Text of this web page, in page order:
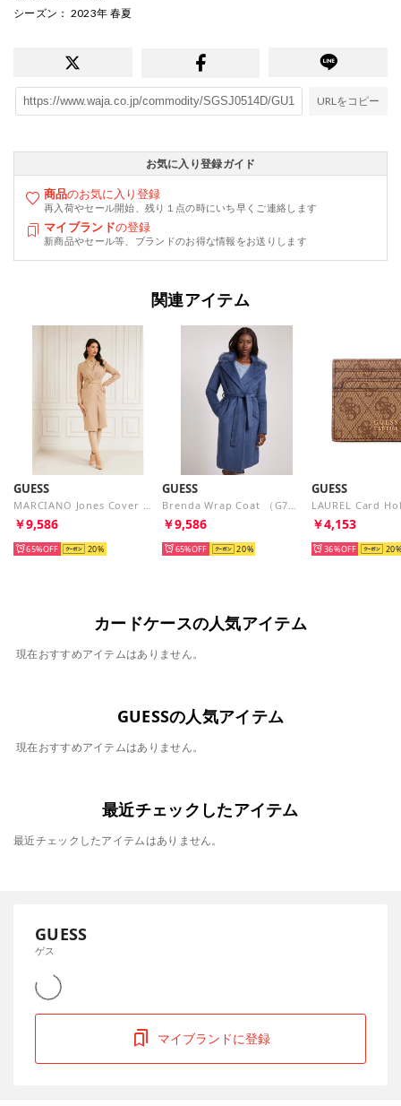
シーズン ： 2023年 春夏
URLをコピー
お気に入り登録ガイド
商品のお気に入り登録
再入荷やセール開始、残り１点の時にいち早くご連絡します
マイブランドの登録
新商品やセール等、ブランドのお得な情報をお送りします
関連アイテム
GUESS
MARCIANO Jones Cover Up （A10H） ジャケット
￥9,586
65% 20
GUESS
Brenda Wrap Coat （G7HN）
￥9,586
65% 20
GUESS
￥4,153
36% 20
カードケースの人気アイテム
現在おすすめアイテムはありません。
GUESSの人気アイテム
現在おすすめアイテムはありません。
最近チェックしたアイテム
最近チェックしたアイテムはありません。
GUESS
ゲス
マイブランドに登録